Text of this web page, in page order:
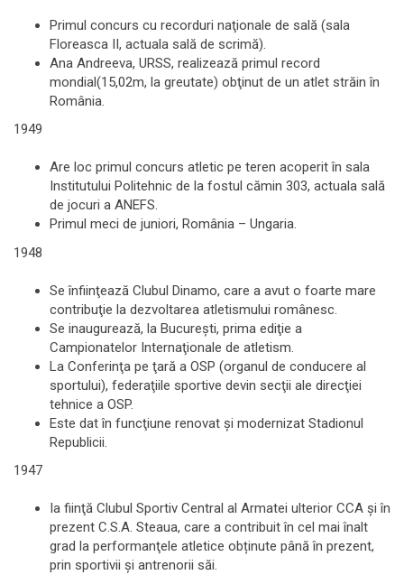
Primul concurs cu recorduri naţionale de sală (sala
Floreasca II, actuala sală de scrimă).
Ana Andreeva, URSS, realizează primul record
mondial(15,02m, la greutate) obţinut de un atlet străin în
România.
1949
Are loc primul concurs atletic pe teren acoperit în sala
Institutului Politehnic de la fostul cămin 303, actuala sală
de jocuri a ANEFS.
Primul meci de juniori, România – Ungaria.
1948
Se înfiinţează Clubul Dinamo, care a avut o foarte mare
contribuţie la dezvoltarea atletismului românesc.
Se inaugurează, la Bucureşti, prima ediţie a
Campionatelor Internaţionale de atletism.
La Conferinţa pe ţară a OSP (organul de conducere al
sportului), federaţiile sportive devin secţii ale direcţiei
tehnice a OSP.
Este dat în funcţiune renovat şi modernizat Stadionul
Republicii.
1947
Ia fiinţă Clubul Sportiv Central al Armatei ulterior CCA şi în
prezent C.S.A. Steaua, care a contribuit în cel mai înalt
grad la performanţele atletice obținute până în prezent,
prin sportivii şi antrenorii săi.